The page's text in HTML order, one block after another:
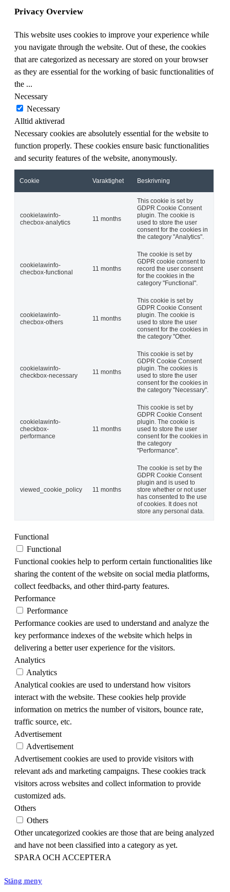
Privacy Overview
This website uses cookies to improve your experience while
you navigate through the website. Out of these, the cookies
that are categorized as necessary are stored on your browser
as they are essential for the working of basic functionalities of
the ...
Necessary
Necessary
Alltid aktiverad
Necessary cookies are absolutely essential for the website to
function properly. These cookies ensure basic functionalities
and security features of the website, anonymously.
Cookie Varaktighet Beskrivning
cookielawinfo-
checbox-analytics
11 months
This cookie is set by
GDPR Cookie Consent
plugin. The cookie is
used to store the user
consent for the cookies in
the category "Analytics".
cookielawinfo-
checbox-functional
11 months
The cookie is set by
GDPR cookie consent to
record the user consent
for the cookies in the
category "Functional".
cookielawinfo-
checbox-others
11 months
This cookie is set by
GDPR Cookie Consent
plugin. The cookie is
used to store the user
consent for the cookies in
the category "Other.
cookielawinfo-
checkbox-necessary
11 months
This cookie is set by
GDPR Cookie Consent
plugin. The cookies is
used to store the user
consent for the cookies in
the category "Necessary".
cookielawinfo-
checkbox-
performance
11 months
This cookie is set by
GDPR Cookie Consent
plugin. The cookie is
used to store the user
consent for the cookies in
the category
"Performance".
viewed_cookie_policy 11 months
The cookie is set by the
GDPR Cookie Consent
plugin and is used to
store whether or not user
has consented to the use
of cookies. It does not
store any personal data.
Functional
Functional
Functional cookies help to perform certain functionalities like
sharing the content of the website on social media platforms,
collect feedbacks, and other third-party features.
Performance
Performance
Performance cookies are used to understand and analyze the
key performance indexes of the website which helps in
delivering a better user experience for the visitors.
Analytics
Analytics
Analytical cookies are used to understand how visitors
interact with the website. These cookies help provide
information on metrics the number of visitors, bounce rate,
traffic source, etc.
Advertisement
Advertisement
Advertisement cookies are used to provide visitors with
relevant ads and marketing campaigns. These cookies track
visitors across websites and collect information to provide
customized ads.
Others
Others
Other uncategorized cookies are those that are being analyzed
and have not been classified into a category as yet.
SPARA OCH ACCEPTERA
Stäng meny